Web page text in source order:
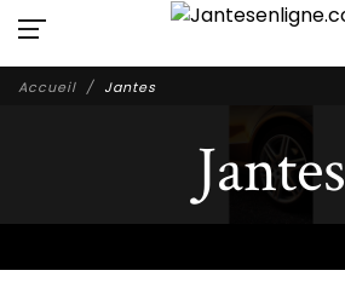
Accueil Jantes
Jantes